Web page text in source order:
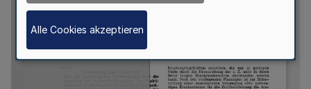
Alle Cookies akzeptieren